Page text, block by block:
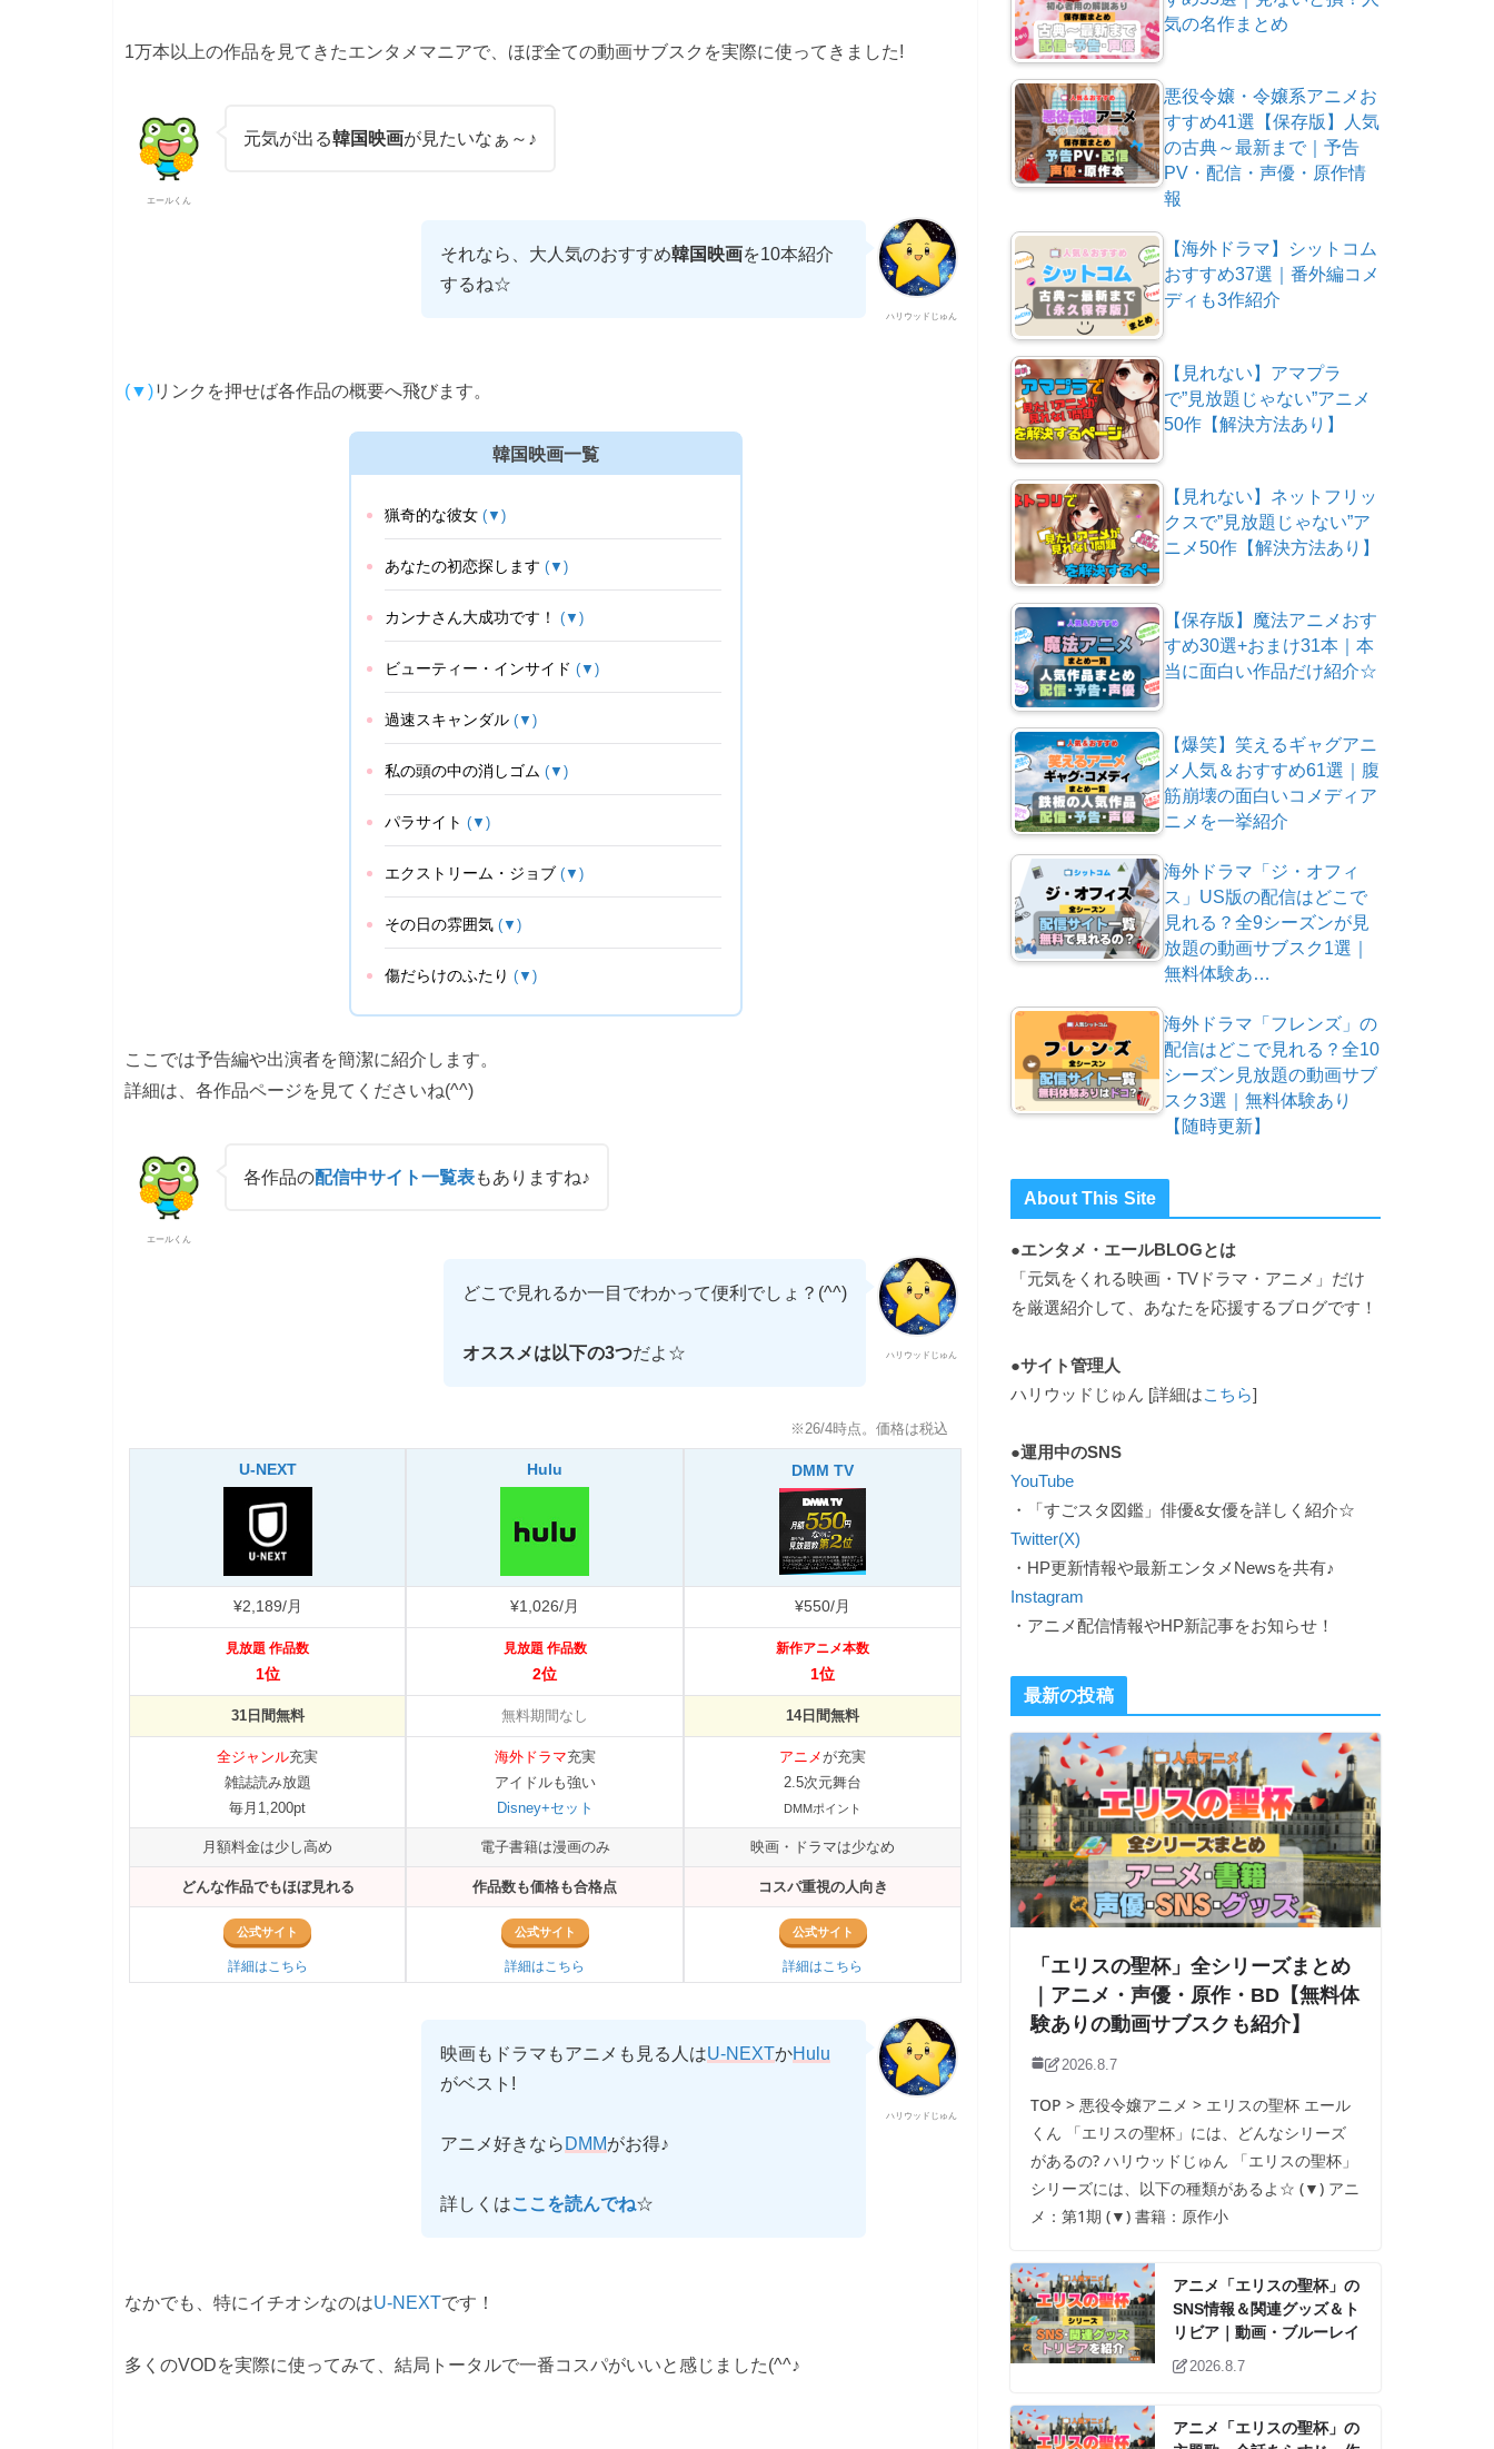
1万本以上の作品を見てきたエンタメマニアで、ほぼ全ての動画サブスクを実際に使ってきました!
エールくん
元気が出る韓国映画が見たいなぁ～♪
ハリウッドじゅん
それなら、大人気のおすすめ韓国映画を10本紹介
するね☆
(▼)リンクを押せば各作品の概要へ飛びます。
韓国映画一覧
猟奇的な彼女 (▼)
あなたの初恋探します (▼)
カンナさん大成功です！ (▼)
ビューティー・インサイド (▼)
過速スキャンダル (▼)
私の頭の中の消しゴム (▼)
パラサイト (▼)
エクストリーム・ジョブ (▼)
その日の雰囲気 (▼)
傷だらけのふたり (▼)
ここでは予告編や出演者を簡潔に紹介します。
詳細は、各作品ページを見てくださいね(^^)
エールくん
各作品の配信中サイト一覧表もありますね♪
ハリウッドじゅん
どこで見れるか一目でわかって便利でしょ？(^^)
オススメは以下の3つだよ☆
※26/4時点。価格は税込
U-NEXT Hulu DMM TV
¥2,189/月 ¥1,026/月 ¥550/月
見放題 作品数
1位
見放題 作品数
2位
新作アニメ本数
1位
31日間無料 無料期間なし 14日間無料
全ジャンル充実
雑誌読み放題
毎月1,200pt
海外ドラマ充実
アイドルも強い
Disney+セット
アニメが充実
2.5次元舞台
DMMポイント
月額料金は少し高め 電子書籍は漫画のみ 映画・ドラマは少なめ
どんな作品でもほぼ見れる 作品数も価格も合格点 コスパ重視の人向き
公式サイト
詳細はこちら
公式サイト
詳細はこちら
公式サイト
詳細はこちら
ハリウッドじゅん
映画もドラマもアニメも見る人はU-NEXTかHulu
がベスト!
アニメ好きなら DMMがお得♪
詳しくはここを読んでね☆
なかでも、特にイチオシなのはU-NEXTです！
多くのVODを実際に使ってみて、結局トータルで一番コスパがいいと感じました(^^♪
気の名作まとめ
悪役令嬢・令嬢系アニメお
すすめ41選【保存版】人気
の古典～最新まで｜予告
PV・配信・声優・原作情
報
【海外ドラマ】シットコム
おすすめ37選｜番外編コメ
ディも3作紹介
【見れない】アマプラ
で”見放題じゃない”アニメ
50作【解決方法あり】
【見れない】ネットフリッ
クスで”見放題じゃない”ア
ニメ50作【解決方法あり】
【保存版】魔法アニメおす
すめ30選+おまけ31本｜本
当に面白い作品だけ紹介☆
【爆笑】笑えるギャグアニ
メ人気＆おすすめ61選｜腹
筋崩壊の面白いコメディア
ニメを一挙紹介
海外ドラマ「ジ・オフィ
ス」US版の配信はどこで
見れる？全9シーズンが見
放題の動画サブスク1選｜
無料体験あ…
海外ドラマ「フレンズ」の
配信はどこで見れる？全10
シーズン見放題の動画サブ
スク3選｜無料体験あり
【随時更新】
About This Site
●エンタメ・エールBLOGとは
「元気をくれる映画・TVドラマ・アニメ」だけ
を厳選紹介して、あなたを応援するブログです！
●サイト管理人
ハリウッドじゅん [詳細はこちら]
●運用中のSNS
YouTube
・「すごスタ図鑑」俳優&女優を詳しく紹介☆
Twitter(X)
・HP更新情報や最新エンタメNewsを共有♪
Instagram
・アニメ配信情報やHP新記事をお知らせ！
最新の投稿
「エリスの聖杯」全シリーズまとめ
｜アニメ・声優・原作・BD【無料体
験ありの動画サブスクも紹介】
2026.8.7
TOP > 悪役令嬢アニメ > エリスの聖杯 エール
くん 「エリスの聖杯」には、どんなシリーズ
があるの? ハリウッドじゅん 「エリスの聖杯」
シリーズには、以下の種類があるよ☆ (▼) アニ
メ：第1期 (▼) 書籍：原作小
アニメ「エリスの聖杯」の
SNS情報＆関連グッズ＆ト
リビア｜動画・ブルーレイ
2026.8.7
アニメ「エリスの聖杯」の